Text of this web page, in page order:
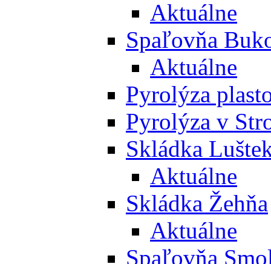
Aktuálne
Spaľovňa
Aktuálne
Pyrolýza
Pyrolýza v
Skládka
Aktuálne
Skládka Žehňa
Aktuálne
Spaľovňa